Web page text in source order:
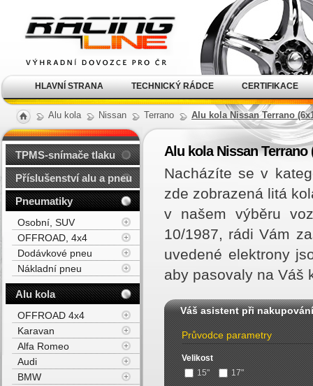
Alu kola Nissan Terrano Alu kola Nissan Terrano
Alu kola Nissan Terrano
Nacházíte se v
zde zobrazená litá
v našem výběru
10/1987, rádi Vám
uvedené elektrony
aby pasovaly na Váš
Váš asistent při nakupování
Průvodce parametry
Velikost
15"
17"
TPMS-snímače tlaku
Příslušenství alu a pneu
Pneumatiky
Osobní, SUV
OFFROAD, 4x4
Dodávkové pneu
Nákladní pneu
Alu kola
OFFROAD 4x4
Karavan
Alfa Romeo
Audi
BMW
kola Racing Line
HLAVNÍ STRANA TECHNICKÝ RÁDCE CERTIFIKACE